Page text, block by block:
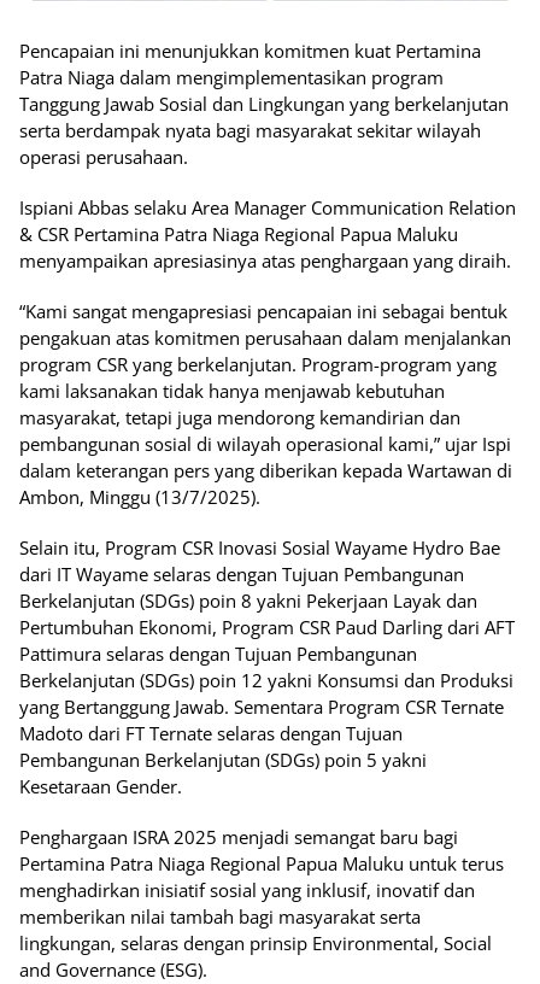
Pencapaian ini menunjukkan komitmen kuat Pertamina
Patra Niaga dalam mengimplementasikan program
Tanggung Jawab Sosial dan Lingkungan yang berkelanjutan
serta berdampak nyata bagi masyarakat sekitar wilayah
operasi perusahaan.
Ispiani Abbas selaku Area Manager Communication Relation
& CSR Pertamina Patra Niaga Regional Papua Maluku
menyampaikan apresiasinya atas penghargaan yang diraih.
“Kami sangat mengapresiasi pencapaian ini sebagai bentuk
pengakuan atas komitmen perusahaan dalam menjalankan
program CSR yang berkelanjutan. Program-program yang
kami laksanakan tidak hanya menjawab kebutuhan
masyarakat, tetapi juga mendorong kemandirian dan
pembangunan sosial di wilayah operasional kami,” ujar Ispi
dalam keterangan pers yang diberikan kepada Wartawan di
Ambon, Minggu (13/7/2025).
Selain itu, Program CSR Inovasi Sosial Wayame Hydro Bae
dari IT Wayame selaras dengan Tujuan Pembangunan
Berkelanjutan (SDGs) poin 8 yakni Pekerjaan Layak dan
Pertumbuhan Ekonomi, Program CSR Paud Darling dari AFT
Pattimura selaras dengan Tujuan Pembangunan
Berkelanjutan (SDGs) poin 12 yakni Konsumsi dan Produksi
yang Bertanggung Jawab. Sementara Program CSR Ternate
Madoto dari FT Ternate selaras dengan Tujuan
Pembangunan Berkelanjutan (SDGs) poin 5 yakni
Kesetaraan Gender.
Penghargaan ISRA 2025 menjadi semangat baru bagi
Pertamina Patra Niaga Regional Papua Maluku untuk terus
menghadirkan inisiatif sosial yang inklusif, inovatif dan
memberikan nilai tambah bagi masyarakat serta
lingkungan, selaras dengan prinsip Environmental, Social
and Governance (ESG).